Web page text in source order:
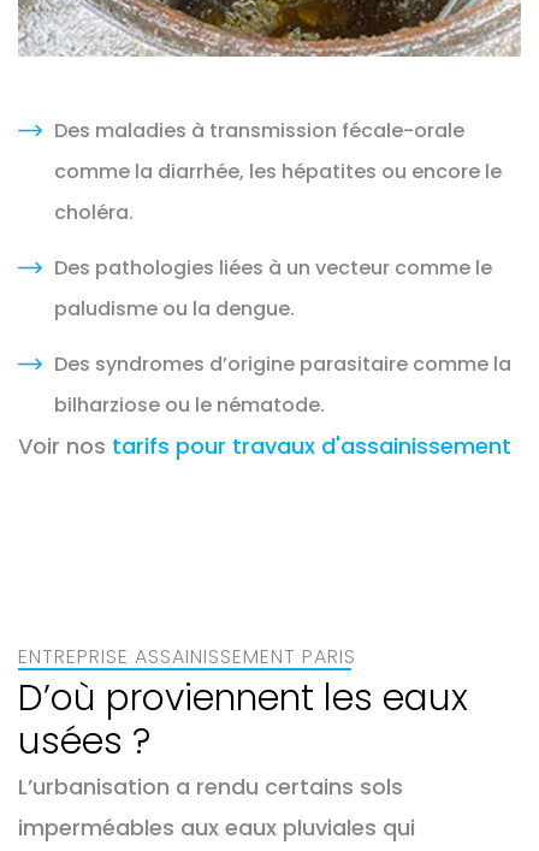
Des maladies à transmission fécale-orale
comme la diarrhée, les hépatites ou encore le
choléra.
Des pathologies liées à un vecteur comme le
paludisme ou la dengue.
Des syndromes d’origine parasitaire comme la
bilharziose ou le nématode.
Voir nos tarifs pour travaux d'assainissement
ENTREPRISE ASSAINISSEMENT PARIS
D’où proviennent les eaux
usées ?
L’urbanisation a rendu certains sols
imperméables aux eaux pluviales qui